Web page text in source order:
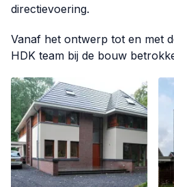
directievoering.
Vanaf het ontwerp tot en met
HDK team bij de bouw